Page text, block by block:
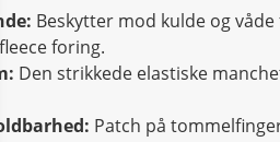
Beskytter mod kulde og
foring.
Den strikkede elastiske
Patch på